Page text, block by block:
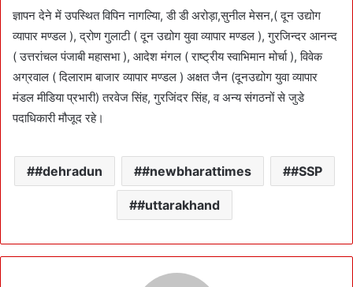
ज्ञापन देने में उपस्थित विपिन नागल्यिा, डी डी अरोड़ा,सुनील मेसन,( दून उद्योग
व्यापार मण्डल ), द्रोण गुलाटी ( दून उद्योग युवा व्यापार मण्डल ), गुरजिन्दर आनन्द
( उत्तरांचल पंजाबी महासभा ), आदेश मंगल ( राष्ट्रीय स्वाभिमान मोर्चा ), विवेक
अग्रवाल ( दिलाराम बाजार व्यापार मण्डल ) अक्षत जैन (दूनउद्योग युवा व्यापार
मंडल मीडिया प्रभारी) तरवेज सिंह, गुरजिंदर सिंह, व अन्य संगठनों से जुडे
पदाधिकारी मौजूद रहे।
#dehradun #newbharattimes #SSP
#uttarakhand